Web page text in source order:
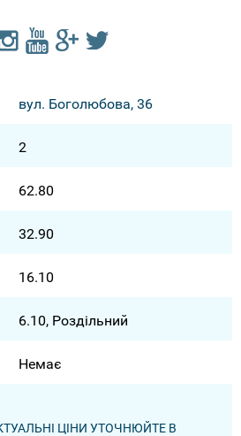
вул. Боголюбова, 36
2
62.80
32.90
16.10
6.10, Роздільний
Немає
ЦІНИ УТОЧНЮЙТЕ В